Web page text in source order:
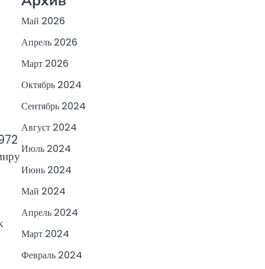
Май 2026
Апрель 2026
Март 2026
Октябрь 2024
Сентябрь 2024
Август 2024
Июль 2024
Июнь 2024
Май 2024
Апрель 2024
Март 2024
Февраль 2024